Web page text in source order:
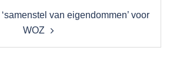
van eigendommen’ voor
WOZ